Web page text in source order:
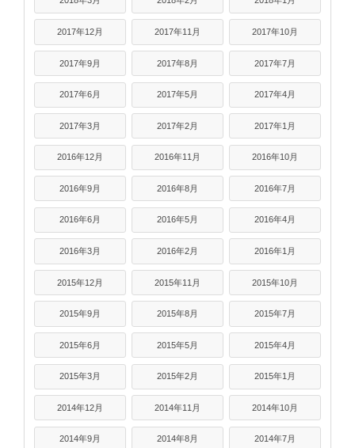
2017年12月 2017年11月 2017年10月
2017年9月 2017年8月 2017年7月
2017年6月 2017年5月 2017年4月
2017年3月 2017年2月 2017年1月
2016年12月 2016年11月 2016年10月
2016年9月 2016年8月 2016年7月
2016年6月 2016年5月 2016年4月
2016年3月 2016年2月 2016年1月
2015年12月 2015年11月 2015年10月
2015年9月 2015年8月 2015年7月
2015年6月 2015年5月 2015年4月
2015年3月 2015年2月 2015年1月
2014年12月 2014年11月 2014年10月
2014年9月 2014年8月 2014年7月